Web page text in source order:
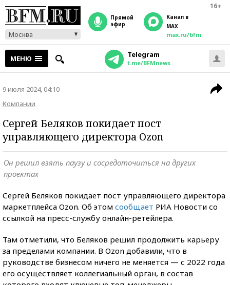
16+
Москва
прямой
эфир
Канал в
MAX
max.ru/bfm
МЕНЮ Telegram
t.me/BFMnews
9 июля 2024, 04:10
Компании
Сергей Беляков покидает пост
управляющего директора Ozon
Он решил взять паузу и сосредоточиться на других
проектах
Сергей Беляков покидает пост управляющего директора
маркетплейса Ozon. Об этом сообщает РИА Новости со
ссылкой на пресс-службу онлайн-ретейлера.
Там отметили, что Беляков решил продолжить карьеру
за пределами компании. В Ozon добавили, что в
руководстве бизнесом ничего не меняется — с 2022 года
его осуществляет коллегиальный орган, в состав